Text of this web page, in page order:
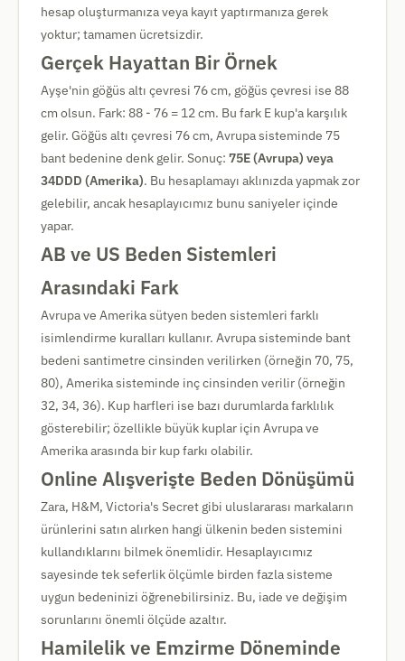
hesap oluşturmanıza veya kayıt yaptırmanıza gerek
yoktur; tamamen ücretsizdir.
Gerçek Hayattan Bir Örnek
Ayşe'nin göğüs altı çevresi 76 cm, göğüs çevresi ise 88
cm olsun. Fark: 88 - 76 = 12 cm. Bu fark E kup'a karşılık
gelir. Göğüs altı çevresi 76 cm, Avrupa sisteminde 75
bant bedenine denk gelir. Sonuç: 75E (Avrupa) veya
34DDD (Amerika). Bu hesaplamayı aklınızda yapmak zor
gelebilir, ancak hesaplayıcımız bunu saniyeler içinde
yapar.
AB ve US Beden Sistemleri
Arasındaki Fark
Avrupa ve Amerika sütyen beden sistemleri farklı
isimlendirme kuralları kullanır. Avrupa sisteminde bant
bedeni santimetre cinsinden verilirken (örneğin 70, 75,
80), Amerika sisteminde inç cinsinden verilir (örneğin
32, 34, 36). Kup harfleri ise bazı durumlarda farklılık
gösterebilir; özellikle büyük kuplar için Avrupa ve
Amerika arasında bir kup farkı olabilir.
Online Alışverişte Beden Dönüşümü
Zara, H&M, Victoria's Secret gibi uluslararası markaların
ürünlerini satın alırken hangi ülkenin beden sistemini
kullandıklarını bilmek önemlidir. Hesaplayıcımız
sayesinde tek seferlik ölçümle birden fazla sisteme
uygun bedeninizi öğrenebilirsiniz. Bu, iade ve değişim
sorunlarını önemli ölçüde azaltır.
Hamilelik ve Emzirme Döneminde